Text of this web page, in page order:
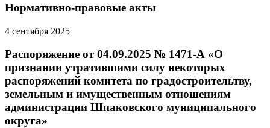
Нормативно-правовые акты
4 сентября 2025
Распоряжение от 04.09.2025 № 1471-А «О
признании утратившими силу некоторых
распоряжений комитета по градостроительтву,
земельным и имущественным отношениям
администрации Шпаковского муниципального
округа»